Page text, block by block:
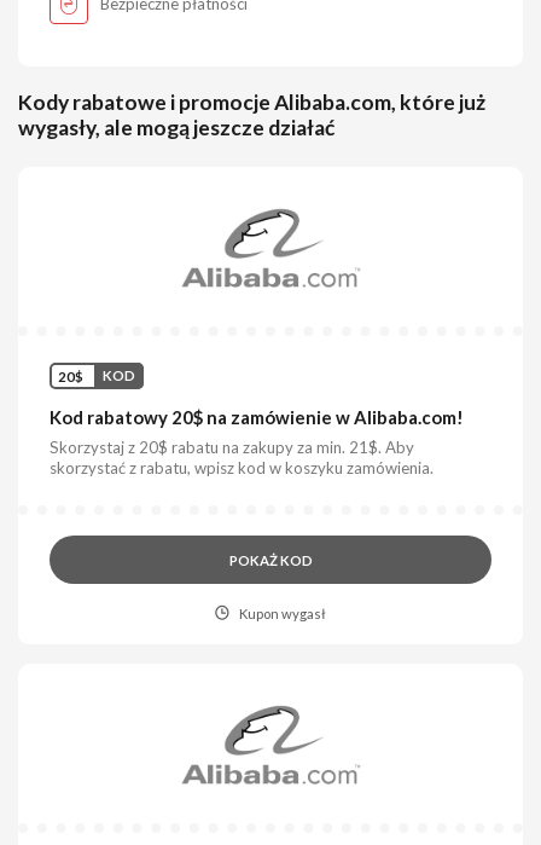
Kody rabatowe i promocje Alibaba.com, które już
wygasły, ale mogą jeszcze działać
20$ KOD
Kod rabatowy 20$ na zamówienie w Alibaba.com!
Skorzystaj z 20$ rabatu na zakupy za min. 21$. Aby
skorzystać z rabatu, wpisz kod w koszyku zamówienia.
POKAŻ KOD
Kupon wygasł